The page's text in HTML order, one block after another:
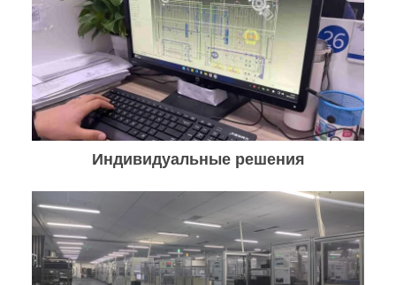
Индивидуальные решения